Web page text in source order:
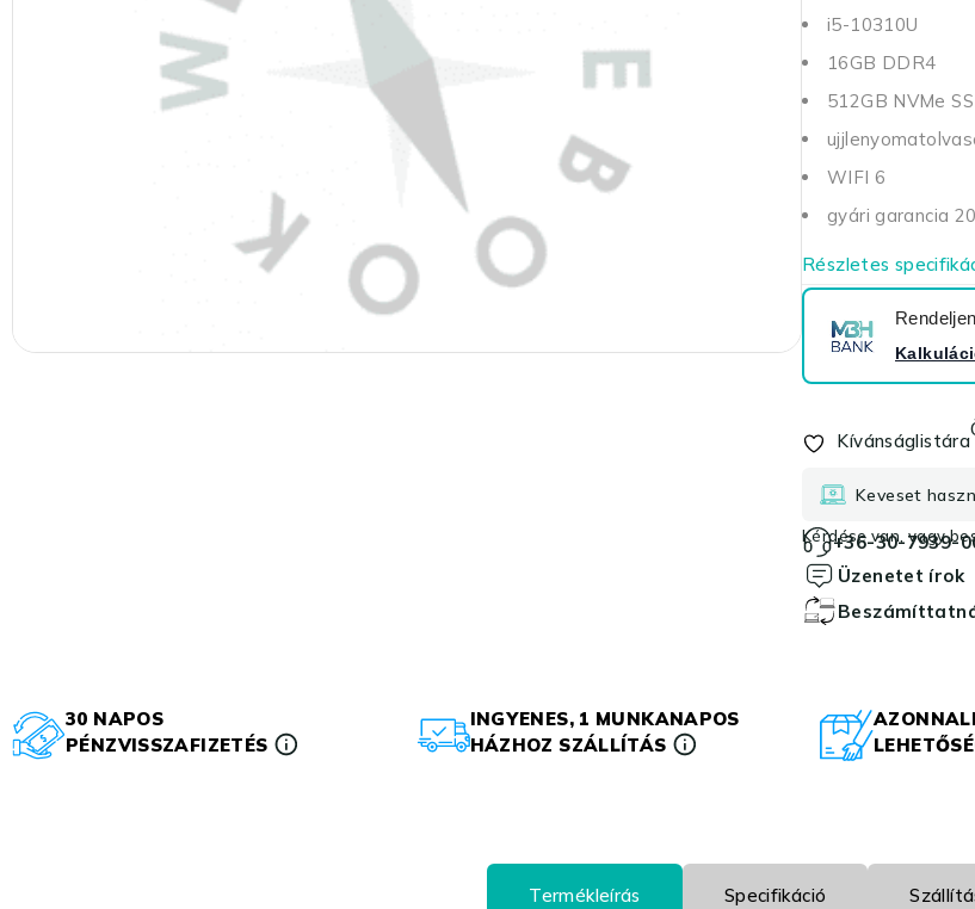
i5-10310U
16GB DDR4
512GB NVMe
WIFI 6
gyári garancia
Részletes
Kívánságlistára
Keveset
Kérdése van, vagy
+36-30-7939-
Üzenetet írok
30 NAPOS
PÉNZVISSZAFIZETÉS
INGYENES, 1 MUNKANAPOS
HÁZHOZ SZÁLLÍTÁS
Termékleírás Specifikáció